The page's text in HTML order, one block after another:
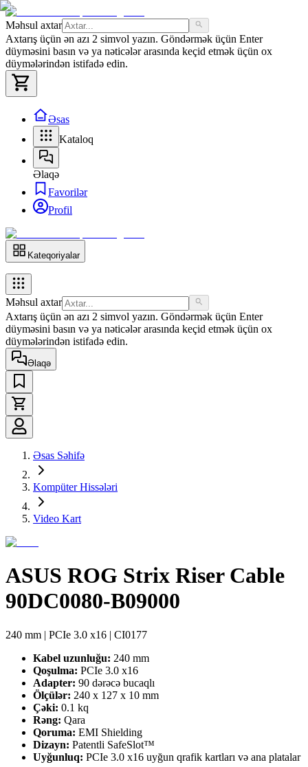
Məhsul axtar
Axtarış üçün ən azı 2 simvol yazın. Göndərmək üçün Enter
düyməsini basın və ya nəticələr arasında keçid etmək üçün ox
düymələrindən istifadə edin.
Əsas
Kataloq
Əlaqə
Favorilər
Profil
Kateqoriyalar
Məhsul axtar
Axtarış üçün ən azı 2 simvol yazın. Göndərmək üçün Enter
düyməsini basın və ya nəticələr arasında keçid etmək üçün ox
düymələrindən istifadə edin.
Əlaqə
Əsas Səhifə
Kompüter Hissələri
Video Kart
ASUS ROG Strix Riser Cable
90DC0080-B09000
240 mm | PCIe 3.0 x16 | CI0177
Kabel uzunluğu: 240 mm
Qoşulma: PCIe 3.0 x16
Adapter: 90 dərəcə bucaqlı
Ölçülər: 240 x 127 x 10 mm
Çəki: 0.1 kq
Rəng: Qara
Qoruma: EMI Shielding
Dizayn: Patentli SafeSlot™
Uyğunluq: PCIe 3.0 x16 uyğun qrafik kartları və ana platalar